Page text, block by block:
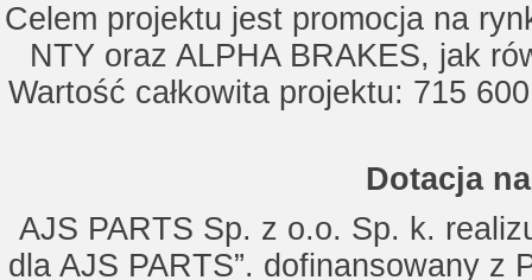
Celem projektu jest promocja na
NTY oraz ALPHA BRAKES, jak
Wartość całkowita projektu: 715
Dotacja
AJS PARTS Sp. z o.o. Sp. k.
dla AJS PARTS”. dofinansowany z